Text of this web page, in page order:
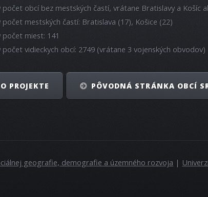
počet obcí bez mestských častí, vrátane Bratislavy a Košíc
počet mestských častí: Bratislava (17), Košice (22)
počet miest: 141
počet vidieckych obcí: 2749 (vrátane 3 vojenských obvodov)
O PROJEKTE PÔVODNÁ STRÁNKA OBCÍ
geografie, demografie a územného rozvoja |